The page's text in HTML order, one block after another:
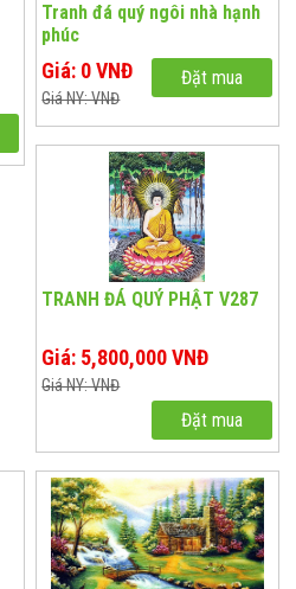
Tranh đá quý ngôi nhà hạnh
phúc
Giá: 0 VNĐ
Giá NY: VNĐ
Đặt mua
TRANH ĐÁ QUÝ PHẬT V287
Giá: 5,800,000 VNĐ
Giá NY: VNĐ
Đặt mua